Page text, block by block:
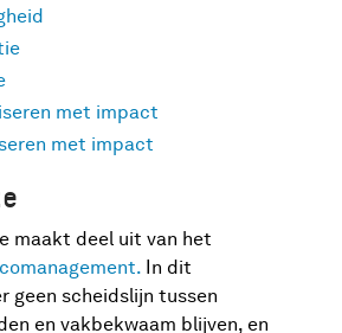
met impact
met impact
maakt deel uit van het
In dit
geen scheidslijn tussen
en vakbekwaam blijven, en